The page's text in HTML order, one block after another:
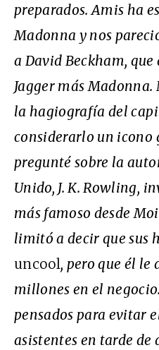
preparados. Amis ha
Madonna y nos
a David Beckham, que
Jagger más
la hagiografía del
considerarlo un icono
pregunté sobre la
Unido, J. K. Rowling,
más famoso desde
limitó a decir que sus
uncool, pero que él le
millones en el
pensados para evitar
asistentes en tarde de